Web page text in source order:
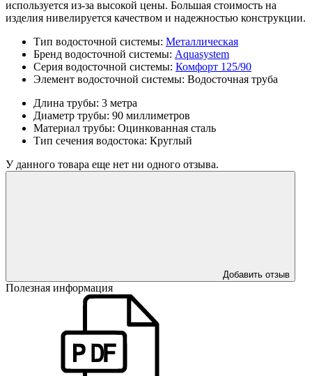
используется из-за высокой цены. Большая стоимость на
изделия нивелируется качеством и надежностью конструкции.
Тип водосточной системы: Металлическая
Бренд водосточной системы: Aquasystem
Серия водосточной системы: Комфорт 125/90
Элемент водосточной системы: Водосточная труба
Длина трубы: 3 метра
Диаметр трубы: 90 миллиметров
Материал трубы: Оцинкованная сталь
Тип сечения водостока: Круглый
У данного товара еще нет ни одного отзыва.
Добавить отзыв
Полезная информация